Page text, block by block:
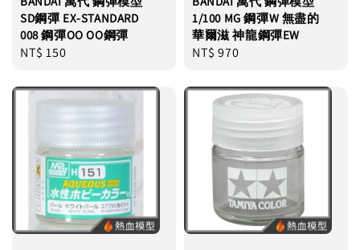
SD鋼彈 EX-STANDARD
008 鋼彈OO OO鋼彈
Regular
NT$ 150
1/100 MG 鋼彈W 無盡的
華爾滋 神龍鋼彈EW
Regular
NT$ 970